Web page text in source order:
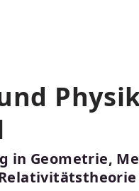
in Geometrie,